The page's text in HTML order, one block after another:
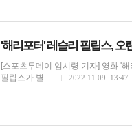
'해리포터' 레슬리 필립스, 오
[스포츠투데이 임시령 기자] 영화 '
필립스가 별…
2022.11.09. 13:47